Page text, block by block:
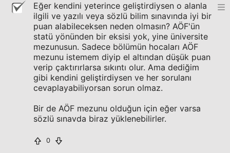
Eğer kendini yeterince geliştirdiysen o alanla
ilgili ve yazılı veya sözlü bilim sınavında iyi bir
puan alabileceksen neden olmasın? AÖF'ün
statü yönünden bir eksisi yok, yine üniversite
mezunusun. Sadece bölümün hocaları AÖF
mezunu istemem diyip el altından düşük puan
verip çaktırırlarsa sıkıntı olur. Ama dediğim
gibi kendini geliştirdiysen ve her sorulanı
cevaplayabiliyorsan sorun olmaz.
Bir de AÖF mezunu olduğun için eğer varsa
sözlü sınavda biraz yüklenebilirler.
0